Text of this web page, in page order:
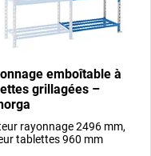
emboîtable à
grillagées –
rayonnage 2496 mm,
tablettes 960 mm